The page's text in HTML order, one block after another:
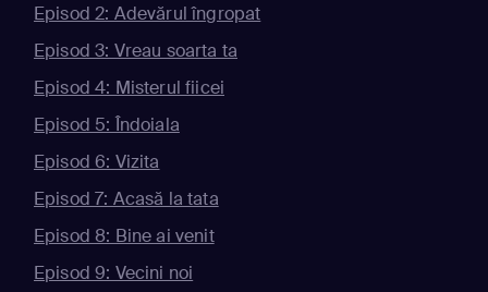
Episod 2: Adevărul îngropat
Episod 3: Vreau soarta ta
Episod 4: Misterul fiicei
Episod 5: Îndoiala
Episod 6: Vizita
Episod 7: Acasă la tata
Episod 8: Bine ai venit
Episod 9: Vecini noi